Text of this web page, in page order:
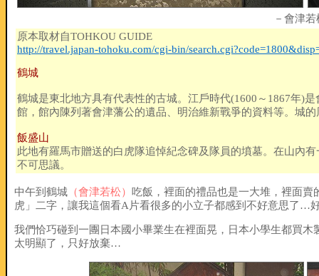
－會津
原本取材自TOHKOU GUIDE
http://travel.japan-tohoku.com/cgi-bin/
鶴城
鶴城是東北地方具有代表性的古城。江戶時代(1600～1867年)
館，館內陳列著會津藩公的遺品、明治維新戰爭的資料等。城
飯盛山
此地有羅馬市贈送的白虎隊追悼紀念碑及隊員的墳墓。在山內
不可思議。
中午到鶴城 （會津若松）
吃飯，裡面的禮品也是一大堆，裡面
虎」二字，讓我這個看A片看很多的小立子都感到不好意思了…
我們恰巧碰到一團日本國小畢業生在裡面晃，日本小學生都買
太明顯了，只好放棄…